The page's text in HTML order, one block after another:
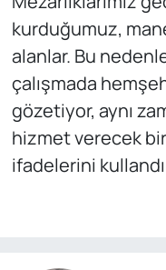
kurduğumuz,
alanlar. Bu
çalışmada
gözetiyor, aynı
hizmet verecek
ifadelerini